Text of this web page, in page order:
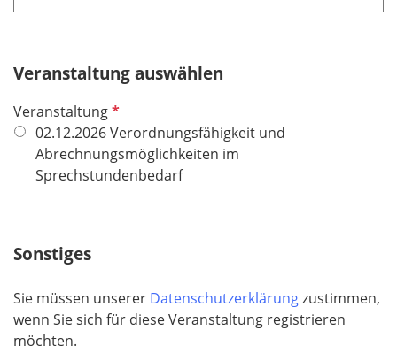
t
l
Veranstaltung auswählen
VeranstaltungP
f
l
i
l
d
02.12.2026 Verordnungsfähigkeit und
Abrechnungsmöglichkeiten im
Sprechstundenbedarf
Sonstiges
Sie müssen unserer Datenschutzerklärungzustimmen,
wenn Sie sich für diese Veranstaltung registrieren
möchten.